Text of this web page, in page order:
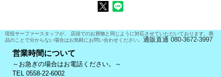
現役サーファースタッフが、 店頭でのお買物と同じように対応させていただいております。商
品のことで分からない場合はお気軽にお問い合わせください。 通販直通 080-3672-3997
営業時間について
～お急ぎの場合はお電話ください。～
TEL 0558-22-6002